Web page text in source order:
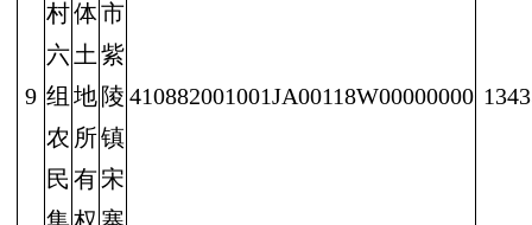
9
村
六
组
农
民
体
土
地
所
有
市
紫
陵
镇
宋
410882001001JA00118W00000000